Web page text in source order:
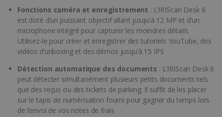
Fonctions caméra et enregistrement : L’IRIScan Desk 6
est doté d’un puissant objectif allant jusqu’à 12 MP et d’un
microphone intégré pour capturer les moindres détails.
Utilisez-le pour créer et enregistrer des tutoriels YouTube, des
vidéos d’unboxing et des démos jusqu’à 15 IPS
Détection automatique des documents : L’IRIScan Desk 6
peut détecter simultanément plusieurs petits documents tels
que des reçus ou des tickets de parking. Il suffit de les placer
sur le tapis de numérisation fourni pour gagner du temps lors
de l’envoi de vos notes de frais